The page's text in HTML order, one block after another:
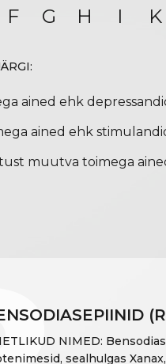
F G H I K
ained ehk
ained ehk
muutva toimega
NIMED:
sealhulgas